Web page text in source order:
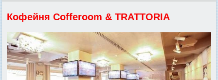
Кофейня Cofferoom & TRATTORIA